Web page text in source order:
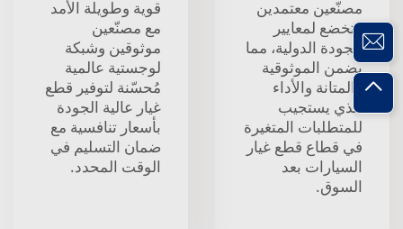
مصنّعين معتمدين
وتخضع لمعايير
الجودة الدولية، مما
يضمن الموثوقية
والمتانة والأداء
الذي يستجيب
للمتطلبات المتغيرة
في قطاع قطع غيار
السيارات بعد
السوق.
قوية وطويلة الأمد
مع مصنّعين
موثوقين وشبكة
لوجستية عالمية
مُحسّنة لتوفير قطع
غيار عالية الجودة
بأسعار تنافسية مع
ضمان التسليم في
الوقت المحدد.